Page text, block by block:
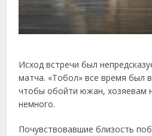
Исход встречи был
матча. «Тобол» все время был
чтобы обойти южан, хозяевам
немного.
Почувствовавшие близость